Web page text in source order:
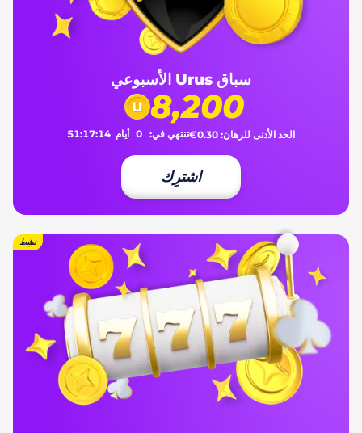
سباق Urus الأسبوعي
8,200
الحد الأدنى للرهان: €0.30تنتهي في: 0 أيام 14
:
17
:
51
اشترِك
نشِط